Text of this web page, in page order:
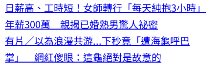
日薪高、工時短！女師轉行「每天純抱3小時」
年薪300萬 親揭已婚熟男驚人祕密
有片／以為浪漫共游...下秒竟「遭海龜呼巴
掌」 網紅傻眼：這龜絕對是故意的